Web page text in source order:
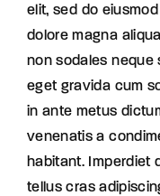
elit, sed do
dolore magna
non sodales neque
eget gravida cum
in ante metus
venenatis a
habitant. Imperdiet
tellus cras